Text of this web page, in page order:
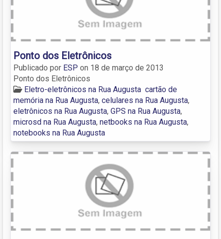
Ponto dos Eletrônicos
Publicado por ESP on 18 de março de 2013
Ponto dos Eletrônicos
Eletro-eletrônicos na Rua Augusta cartão de
memória na Rua Augusta, celulares na Rua Augusta,
eletrônicos na Rua Augusta, GPS na Rua Augusta,
microsd na Rua Augusta, netbooks na Rua Augusta,
notebooks na Rua Augusta